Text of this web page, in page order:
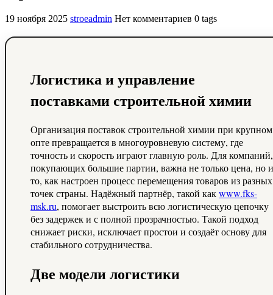
19 ноября 2025 stroeadmin Нет комментариев 0 tags
Логистика и управление
поставками строительной химии
Организация поставок строительной химии при крупном
опте превращается в многоуровневую систему, где
точность и скорость играют главную роль. Для компаний,
покупающих большие партии, важна не только цена, но и
то, как настроен процесс перемещения товаров из разных
точек страны. Надёжный партнёр, такой какwww.fks-
msk.ru, помогает выстроить всю логистическую цепочку
без задержек и с полной прозрачностью. Такой подход
снижает риски, исключает простои и создаёт основу для
стабильного сотрудничества.
Две модели логистики